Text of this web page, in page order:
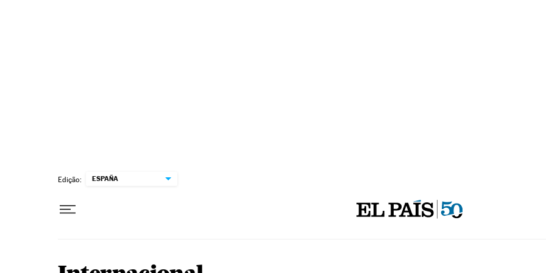
Edição: ESPAÑA